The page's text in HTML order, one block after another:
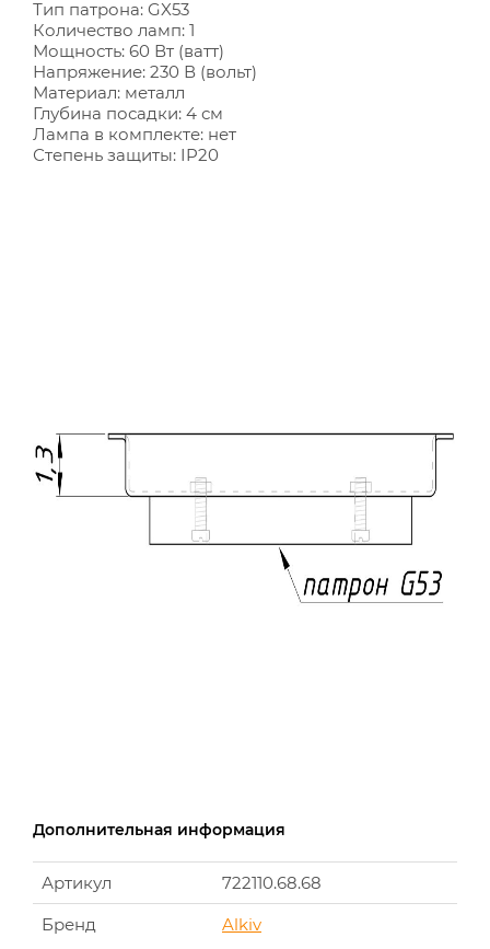
Тип патрона: GX53
Количество ламп: 1
Мощность: 60 Вт (ватт)
Напряжение: 230 В (вольт)
Материал: металл
Глубина посадки: 4 см
Лампа в комплекте: нет
Степень защиты: IP20
Дополнительная информация
Артикул
722110.68.68
Бренд
Alkiv